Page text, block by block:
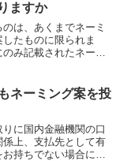
ますか
は、あくまでネーミ
たものに限られま
み記載されたネーミ
象ともなりませ
権的な意味に...
ネーミング案を投
に国内金融機関の口
上、支払先として有
持ちでない場合に